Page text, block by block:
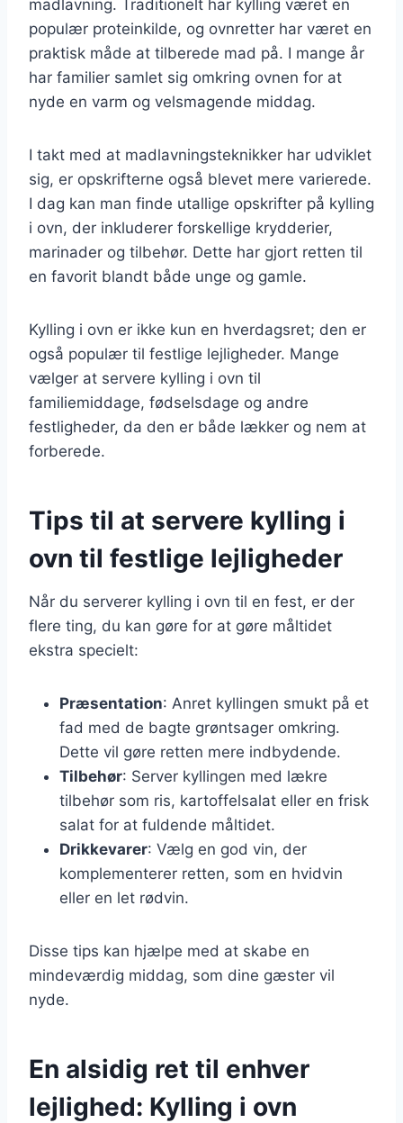
madlavning. Traditionelt har kylling været en
populær proteinkilde, og ovnretter har været en
praktisk måde at tilberede mad på. I mange år
har familier samlet sig omkring ovnen for at
nyde en varm og velsmagende middag.
I takt med at madlavningsteknikker har udviklet
sig, er opskrifterne også blevet mere varierede.
I dag kan man finde utallige opskrifter på kylling
i ovn, der inkluderer forskellige krydderier,
marinader og tilbehør. Dette har gjort retten til
en favorit blandt både unge og gamle.
Kylling i ovn er ikke kun en hverdagsret; den er
også populær til festlige lejligheder. Mange
vælger at servere kylling i ovn til
familiemiddage, fødselsdage og andre
festligheder, da den er både lækker og nem at
forberede.
Tips til at servere kylling i
ovn til festlige lejligheder
Når du serverer kylling i ovn til en fest, er der
flere ting, du kan gøre for at gøre måltidet
ekstra specielt:
Præsentation: Anret kyllingen smukt på et
fad med de bagte grøntsager omkring.
Dette vil gøre retten mere indbydende.
Tilbehør: Server kyllingen med lækre
tilbehør som ris, kartoffelsalat eller en frisk
salat for at fuldende måltidet.
Drikkevarer: Vælg en god vin, der
komplementerer retten, som en hvidvin
eller en let rødvin.
Disse tips kan hjælpe med at skabe en
mindeværdig middag, som dine gæster vil
nyde.
En alsidig ret til enhver
lejlighed: Kylling i ovn